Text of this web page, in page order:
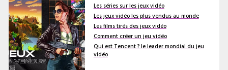
Les séries sur les jeux vidéo
Les jeux vidéo les plus vendus au monde
Les films tirés des jeux vidéo
Comment créer un jeu vidéo
Qui est Tencent ? le leader mondial du jeu
vidéo